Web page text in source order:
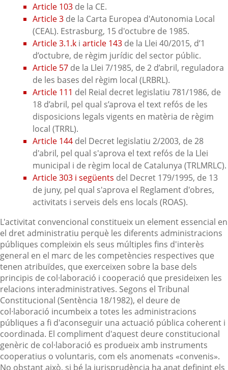
Article 103 de la CE.
Article 3 de la Carta Europea d'Autonomia Local
(CEAL). Estrasburg, 15 d'octubre de 1985.
Article 3.1.k i article 143 de la Llei 40/2015, d’1
d’octubre, de règim jurídic del sector públic.
Article 57 de la Llei 7/1985, de 2 d’abril, reguladora
de les bases del règim local (LRBRL).
Article 111 del Reial decret legislatiu 781/1986, de
18 d’abril, pel qual s’aprova el text refós de les
disposicions legals vigents en matèria de règim
local (TRRL).
Article 144 del Decret legislatiu 2/2003, de 28
d'abril, pel qual s'aprova el text refós de la Llei
municipal i de règim local de Catalunya (TRLMRLC).
Article 303 i següents del Decret 179/1995, de 13
de juny, pel qual s'aprova el Reglament d'obres,
activitats i serveis dels ens locals (ROAS).
L'activitat convencional constitueix un element essencial en
el dret administratiu perquè les diferents administracions
públiques compleixin els seus múltiples fins d'interès
general en el marc de les competències respectives que
tenen atribuïdes, que exerceixen sobre la base dels
principis de col·laboració i cooperació que presideixen les
relacions interadministratives. Segons el Tribunal
Constitucional (Sentència 18/1982), el deure de
col·laboració incumbeix a totes les administracions
públiques a fi d'aconseguir una actuació pública coherent i
coordinada. El compliment d'aquest deure constitucional
genèric de col·laboració es produeix amb instruments
cooperatius o voluntaris, com els anomenats «convenis».
No obstant això, si bé la jurisprudència ha anat definint els